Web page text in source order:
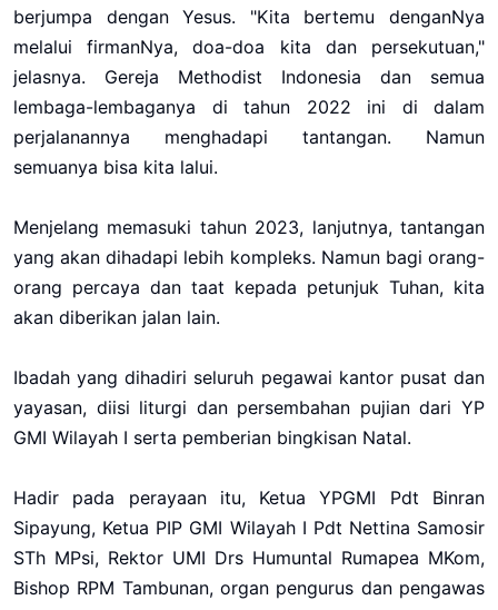
berjumpa dengan Yesus. "Kita bertemu denganNya
melalui firmanNya, doa-doa kita dan persekutuan,"
jelasnya. Gereja Methodist Indonesia dan semua
lembaga-lembaganya di tahun 2022 ini di dalam
perjalanannya menghadapi tantangan. Namun
semuanya bisa kita lalui.
Menjelang memasuki tahun 2023, lanjutnya, tantangan
yang akan dihadapi lebih kompleks. Namun bagi orang-
orang percaya dan taat kepada petunjuk Tuhan, kita
akan diberikan jalan lain.
Ibadah yang dihadiri seluruh pegawai kantor pusat dan
yayasan, diisi liturgi dan persembahan pujian dari YP
GMI Wilayah I serta pemberian bingkisan Natal.
Hadir pada perayaan itu, Ketua YPGMI Pdt Binran
Sipayung, Ketua PIP GMI Wilayah I Pdt Nettina Samosir
STh MPsi, Rektor UMI Drs Humuntal Rumapea MKom,
Bishop RPM Tambunan, organ pengurus dan pengawas